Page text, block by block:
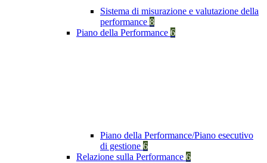
Sistema di misurazione e valutazione della
performance 8
Piano della Performance 6
Piano della Performance/Piano esecutivo
di gestione 6
Relazione sulla Performance 6